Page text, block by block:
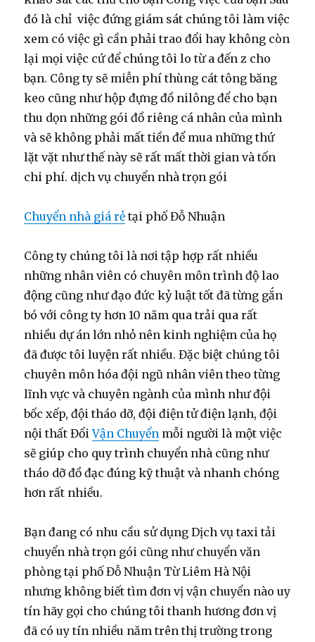
đó là chỉ việc đứng giám sát chúng tôi làm việc
xem có việc gì cần phải trao đổi hay không còn
lại mọi việc cứ để chúng tôi lo từ a đến z cho
bạn. Công ty sẽ miễn phí thùng cát tông băng
keo cũng như hộp đựng đồ nilông để cho bạn
thu dọn những gói đồ riêng cá nhân của mình
và sẽ không phải mất tiền để mua những thứ
lặt vặt như thế này sẽ rất mất thời gian và tốn
chi phí. dịch vụ chuyển nhà trọn gói
Chuyển nhà giá rẻ tại phố Đỗ Nhuận
Công ty chúng tôi là nơi tập hợp rất nhiều
những nhân viên có chuyên môn trình độ lao
động cũng như đạo đức kỷ luật tốt đã từng gắn
bó với công ty hơn 10 năm qua trải qua rất
nhiều dự án lớn nhỏ nên kinh nghiệm của họ
đã được tôi luyện rất nhiều. Đặc biệt chúng tôi
chuyên môn hóa đội ngũ nhân viên theo từng
lĩnh vực và chuyên ngành của mình như đội
bốc xếp, đội tháo dỡ, đội điện tử điện lạnh, đội
nội thất ĐổiVận Chuyển mỗi người là một việc
sẽ giúp cho quy trình chuyển nhà cũng như
tháo dỡ đồ đạc đúng kỹ thuật và nhanh chóng
hơn rất nhiều.
Bạn đang có nhu cầu sử dụng Dịch vụ taxi tải
chuyển nhà trọn gói cũng như chuyển văn
phòng tại phố Đỗ Nhuận Từ Liêm Hà Nội
nhưng không biết tìm đơn vị vận chuyển nào uy
tín hãy gọi cho chúng tôi thanh hương đơn vị
đã có uy tín nhiều năm trên thị trường trong